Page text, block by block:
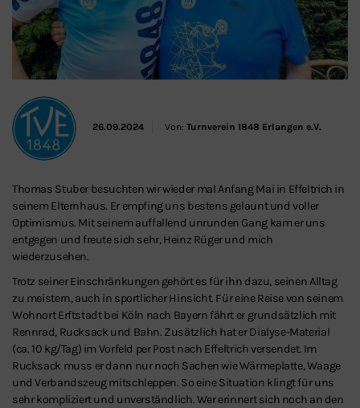
26.09.2024 Von: Turnverein 1848 Erlangen e.V.
Thomas Stuber besuchten wir wieder mal Anfang Mai in Effeltrich in
seinem Elternhaus. Er empfing uns bestens gelaunt und voller
Optimismus. Mit seinem auffallend unrunden Gang kam er uns
entgegen und freute sich sehr, Heinz Rüger und mich
wiederzusehen.
Trotz seiner Einschränkungen gehört es für ihn dazu, seinen Alltag
zu meistern, auch in sportlicher Hinsicht. Für eine Reise von seinem
Wohnort Erftstadt bei Köln nach Bayern fährt er grundsätzlich mit
Rennrad, Rucksack und Bahn. Zusätzlich hat er Dialyse-Material
(ca. 10 kg/Tag) im Vorfeld per Post nach Effeltrich versendet. Im
Rucksack muss er dann nur noch Sachen wie Wärmeplatte, Waage
und Verbandszeug mitschleppen. So eine Situation klingt für uns
sehr kompliziert und unverständlich. Wer erinnert sich noch an den